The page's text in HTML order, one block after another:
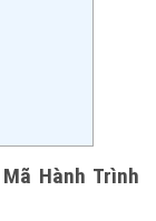
Hành Trình